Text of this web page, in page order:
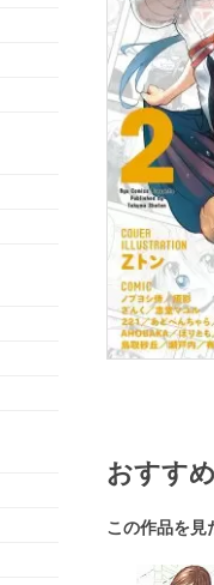
おすす
この作品を見